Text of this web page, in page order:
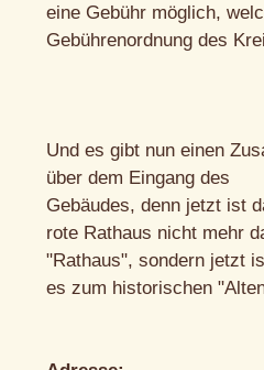
eine Gebühr möglich,
Gebührenordnung des
Und es gibt nun einen
über dem Eingang des
Gebäudes, denn jetzt ist
rote Rathaus nicht mehr
"Rathaus", sondern jetzt
es zum historischen